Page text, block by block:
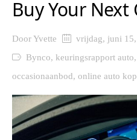
Buy Your Next
DoorYvette vrijdag, juni
Bynco, keuringsrapport auto,
occasionaanbod, online auto